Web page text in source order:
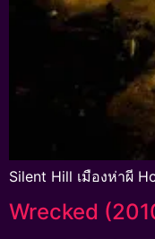
Silent Hill เมืองห่าผี
Wrecked